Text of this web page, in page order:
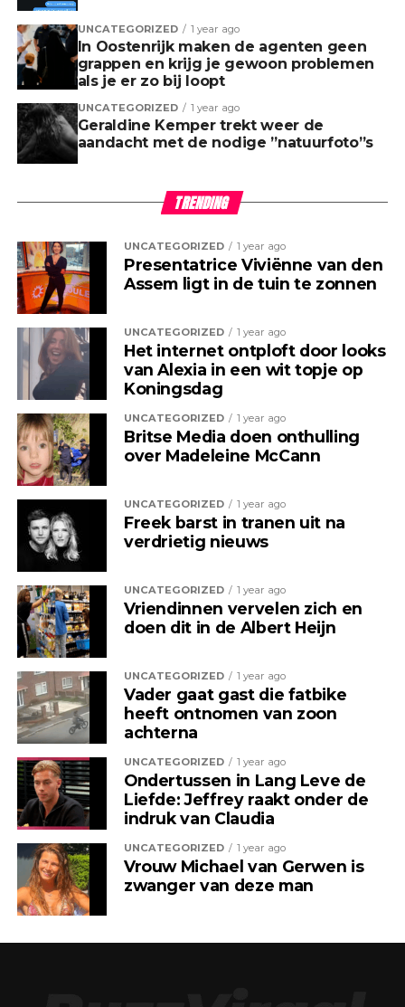
UNCATEGORIZED 1 year ago
In Oostenrijk maken de agenten geen
grappen en krijg je gewoon problemen
als je er zo bij loopt
UNCATEGORIZED 1 year ago
Geraldine Kemper trekt weer de
aandacht met de nodige ”natuurfoto”s
TRENDING
UNCATEGORIZED 1 year ago
Presentatrice Viviënne van den
Assem ligt in de tuin te zonnen
UNCATEGORIZED 1 year ago
Het internet ontploft door looks
van Alexia in een wit topje op
Koningsdag
UNCATEGORIZED 1 year ago
Britse Media doen onthulling
over Madeleine McCann
UNCATEGORIZED 1 year ago
Freek barst in tranen uit na
verdrietig nieuws
UNCATEGORIZED 1 year ago
Vriendinnen vervelen zich en
doen dit in de Albert Heijn
UNCATEGORIZED 1 year ago
Vader gaat gast die fatbike
heeft ontnomen van zoon
achterna
UNCATEGORIZED 1 year ago
Ondertussen in Lang Leve de
Liefde: Jeffrey raakt onder de
indruk van Claudia
UNCATEGORIZED 1 year ago
Vrouw Michael van Gerwen is
zwanger van deze man